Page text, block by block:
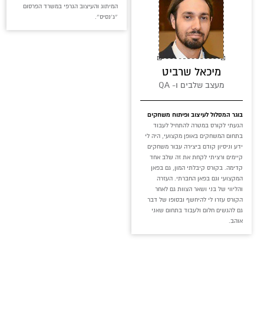
המיתוג והעיצוב הגרפי במשרד הפרסום
״ג׳נסיס״.
מיכאל שרביט
מעצב שלבים ו- QA
בוגר המסלול לעיצוב ופיתוח משחקים
הגעתי לקורס במטרה להתחיל לעבוד
בתחום המשחקים באופן מקצועי, היה לי
ידע וניסיון קודם ביצירה עבור משחקים
קיימים ורציתי לקחת את זה שלב אחד
קדימה. בקורס קיבלתי המון, גם בפאן
המקצועי וגם בפאן החברתי. העזרה
והליווי של בני ושאר הצוות גם לאחר
הקורס עזרו לי להיחשף ובסופו של דבר
גם להגשים חלום ולעבוד בתחום שאני
אוהב.